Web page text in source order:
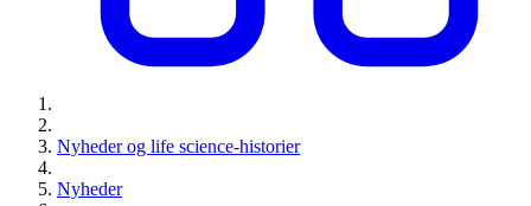
Nyheder og life science-historier
Nyheder